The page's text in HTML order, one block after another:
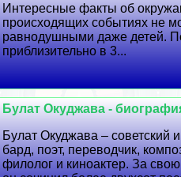
Интересные факты об
происходящих событиях не
равнодушными даже детей.
приблизительно в 3...
Булат Окуджава -
Булат Окуджава – советский
бард, поэт, переводчик,
филолог и киноактер. За